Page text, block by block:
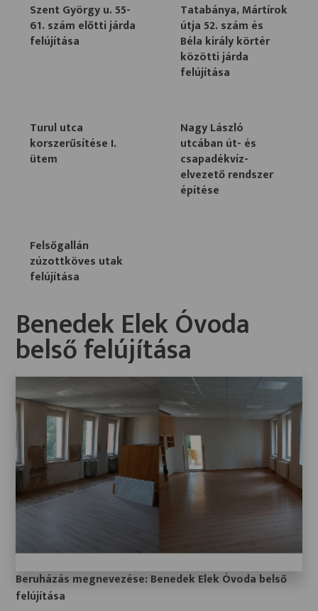
Szent György u. 55-
61. szám előtti járda
felújítása
Tatabánya, Mártírok
útja 52. szám és
Béla király körtér
közötti járda
felújítása
Turul utca
korszerűsítése I.
ütem
Nagy László
utcában út- és
csapadékvíz-
elvezető rendszer
építése
Felsőgallán
zúzottköves utak
felújítása
Benedek Elek Óvoda
belső felújítása
Beruházás megnevezése: Benedek Elek Óvoda belső
felújítása